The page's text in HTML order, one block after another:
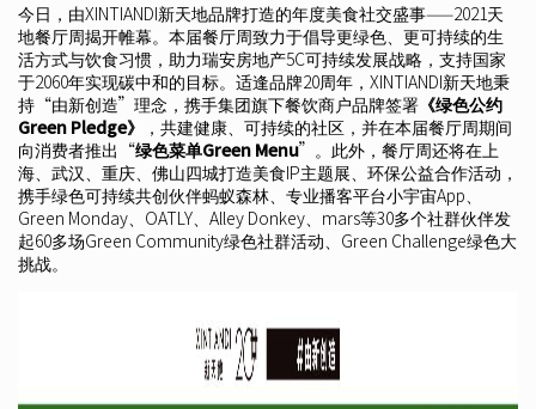
今日，由XINTIANDI新天地品牌打造的年度美食社交盛事——2021天
地餐厅周揭开帷幕。本届餐厅周致力于倡导更绿色、更可持续的生
活方式与饮食习惯，助力瑞安房地产5C可持续发展战略，支持国家
于2060年实现碳中和的目标。适逢品牌20周年，XINTIANDI新天地秉
持“由新创造”理念，携手集团旗下餐饮商户品牌签署 《绿色公约
Green Pledge》
，共建健康、可持续的社区，并在本届餐厅周期间
向消费者推出“绿色菜单Green Menu”。此外，餐厅周还将在上
海、武汉、重庆、佛山四城打造美食IP主题展、环保公益合作活动，
携手绿色可持续共创伙伴蚂蚁森林、专业播客平台小宇宙App、
Green Monday、OATLY、Alley Donkey、mars等30多个社群伙伴发
起60多场Green Community绿色社群活动、Green Challenge绿色大
挑战。